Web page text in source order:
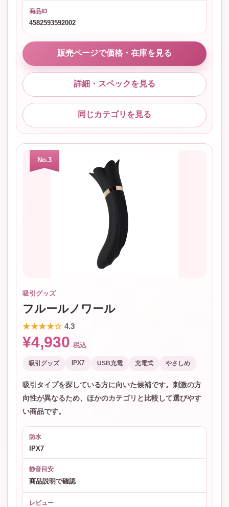
商品ID
4582593592002
販売ページで価格・在庫を見る
詳細・スペックを見る
同じカテゴリを見る
No.3
吸引グッズ
フルールノワール
★★★★☆ 4.3
¥4,930 税込
吸引グッズ IPX7 USB充電 充電式 やさしめ
吸引タイプを探している方に向いた候補です。刺激の方
向性が異なるため、ほかのカテゴリと比較して選びやす
い商品です。
防水
IPX7
静音目安
商品説明で確認
レビュー